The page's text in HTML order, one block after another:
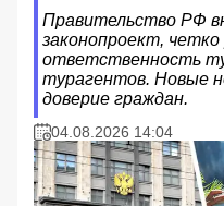
Правительство РФ
законопроект,
ответственность
турагентов. Новые
доверие граждан.
04.08.2026 14:04